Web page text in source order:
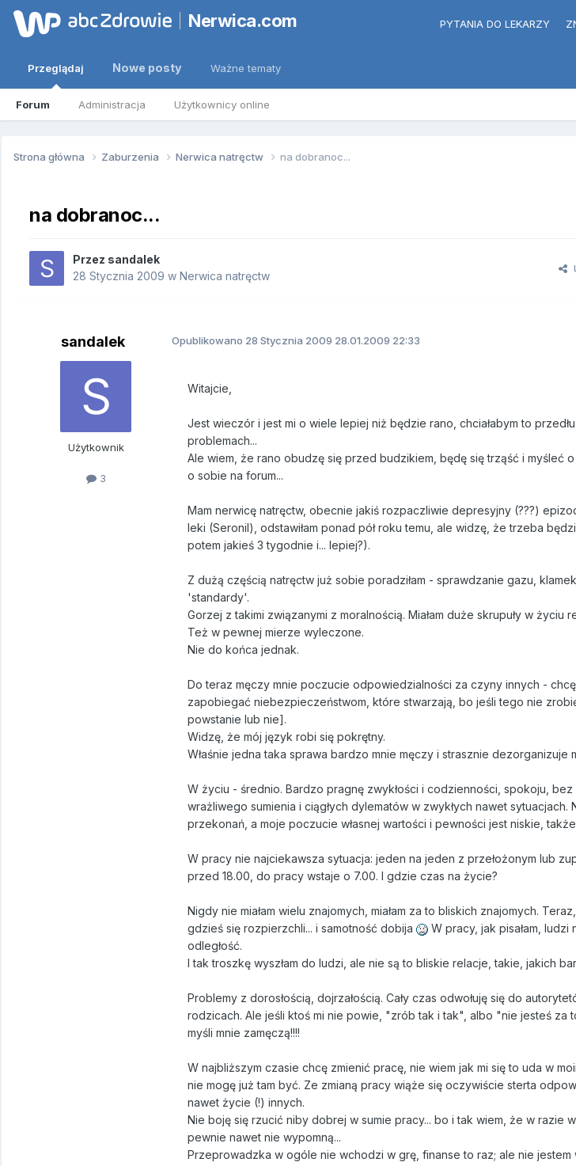
Nerwica.com PYTANIA DO LEKARZY
Przeglądaj
Forum Administracja Użytkownicy online
Nowe posty Ważne tematy
Strona główna Zaburzenia Nerwica natręctw na dobranoc...
na dobranoc...
Przez sandalek
28 Stycznia 2009 w Nerwica natręctw
sandalek
Użytkownik
3
Opublikowano 28 Stycznia 2009 28.01.2009 22:33
Witajcie,
Jest wieczór i jest mi o wiele lepiej niż będzie rano, chciałabym to
problemach...
Ale wiem, że rano obudzę się przed budzikiem, będę się trząść i myśleć
o sobie na forum...
Mam nerwicę natręctw, obecnie jakiś rozpaczliwie depresyjny (???)
leki (Seronil), odstawiłam ponad pół roku temu, ale widzę, że trzeba
potem jakieś 3 tygodnie i... lepiej?).
Z dużą częścią natręctw już sobie poradziłam - sprawdzanie gazu,
'standardy'.
Gorzej z takimi związanymi z moralnością. Miałam duże skrupuły w życiu
Też w pewnej mierze wyleczone.
Nie do końca jednak.
Do teraz męczy mnie poczucie odpowiedzialności za czyny innych -
zapobiegać niebezpieczeństwom, które stwarzają, bo jeśli tego nie
powstanie lub nie].
Widzę, że mój język robi się pokrętny.
Właśnie jedna taka sprawa bardzo mnie męczy i strasznie dezorganizuje
W życiu - średnio. Bardzo pragnę zwykłości i codzienności, spokoju, bez
wrażliwego sumienia i ciągłych dylematów w zwykłych nawet sytuacjach.
przekonań, a moje poczucie własnej wartości i pewności jest niskie,
W pracy nie najciekawsza sytuacja: jeden na jeden z przełożonym lub
przed 18.00, do pracy wstaje o 7.00. I gdzie czas na życie?
Nigdy nie miałam wielu znajomych, miałam za to bliskich znajomych.
gdzieś się rozpierzchli... i samotność dobija
W pracy, jak pisałam, ludzi
odległość.
I tak troszkę wyszłam do ludzi, ale nie są to bliskie relacje, takie, jakich
Problemy z dorosłością, dojrzałością. Cały czas odwołuję się do
rodzicach. Ale jeśli ktoś mi nie powie, "zrób tak i tak", albo "nie jesteś za
myśli mnie zamęczą!!!!
W najbliższym czasie chcę zmienić pracę, nie wiem jak mi się to uda w
nie mogę już tam być. Ze zmianą pracy wiąże się oczywiście sterta
nawet życie (!) innych.
Nie boję się rzucić niby dobrej w sumie pracy... bo i tak wiem, że w razie
pewnie nawet nie wypomną...
Przeprowadzka w ogóle nie wchodzi w grę, finanse to raz; ale nie jestem